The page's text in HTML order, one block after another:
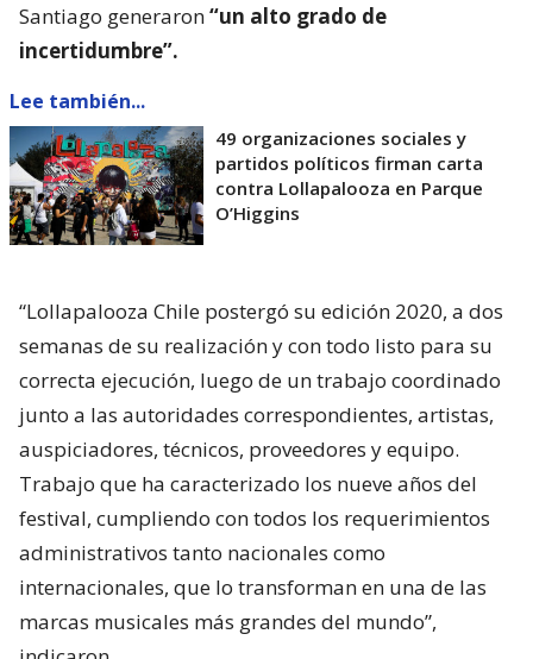
Santiago generaron“un alto grado de
incertidumbre”.
Lee también...
49 organizaciones sociales y
partidos políticos firman carta
contra Lollapalooza en Parque
O’Higgins
“Lollapalooza Chile postergó su edición 2020, a dos
semanas de su realización y con todo listo para su
correcta ejecución, luego de un trabajo coordinado
junto a las autoridades correspondientes, artistas,
auspiciadores, técnicos, proveedores y equipo.
Trabajo que ha caracterizado los nueve años del
festival, cumpliendo con todos los requerimientos
administrativos tanto nacionales como
internacionales, que lo transforman en una de las
marcas musicales más grandes del mundo”,